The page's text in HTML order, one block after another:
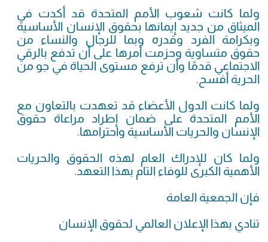
ولما كانت شعوب الأمم المتحدة قد أكدت في
الميثاق من جديد إيمانها بحقوق الإنسان الأساسية
وبكرامة الفرد وقدره وبما للرجال والنساء من
حقوق متساوية وحزمت أمرها على أن تدفع بالرقي
الاجتماعي قدمًا وأن ترفع مستوى الحياة في جو من
الحرية أفسح.
ولما كانت الدول الأعضاء قد تعهدت بالتعاون مع
الأمم المتحدة على ضمان إطراد مراعاة حقوق
الإنسان والحريات الأساسية واحترامها.
ولما كان للإدراك العام لهذه الحقوق والحريات
الأهمية الكبرى للوفاء التام بهذا التعهد.
فإن الجمعية العامة
تنادي بهذا الإعلان العالمي لحقوق الإنسان